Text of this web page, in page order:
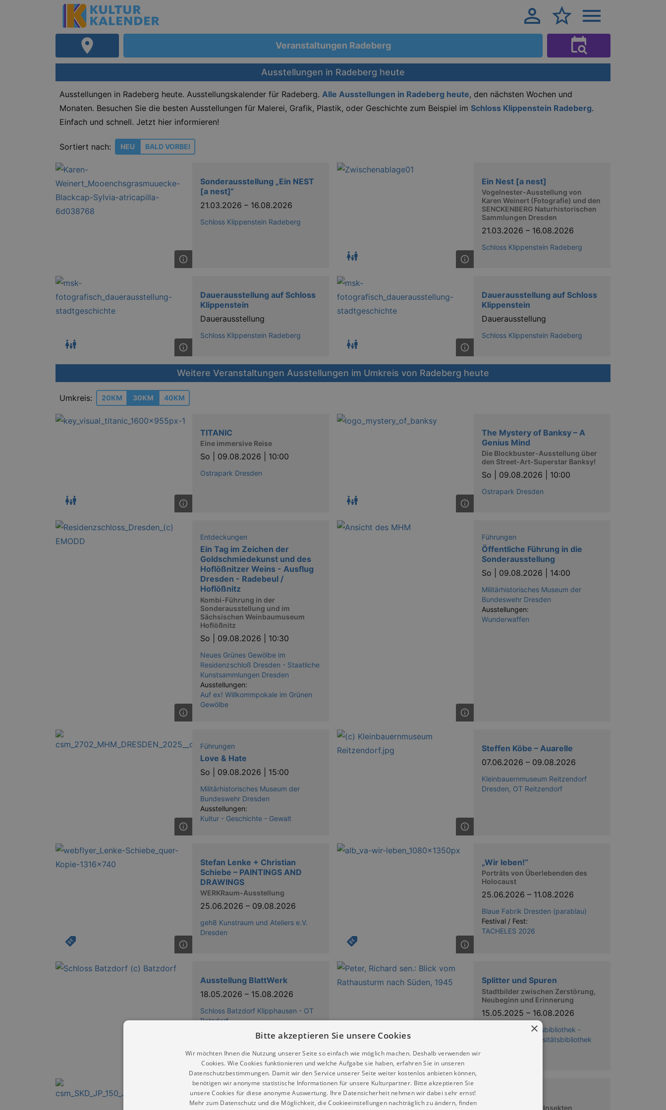
Veranstaltungen Radeberg
Ausstellungen in Radeberg heute
Ausstellungen in Radeberg heute. Ausstellungskalender für Radeberg. Alle Ausstellungen in Radeberg heute, den nächsten Wochen und
Monaten. Besuchen Sie die besten Ausstellungen für Malerei, Grafik, Plastik, oder Geschichte zum Beispiel im Schloss Klippenstein Radeberg.
Einfach und schnell. Jetzt hier informieren!
Sortiert nach: NEU BALD VORBEI
Sonderausstellung „Ein NEST
[a nest]“
21.03.2026 – 16.08.2026
Schloss Klippenstein Radeberg
Ein Nest [a nest]
Vogelnester-Ausstellung von
Karen Weinert (Fotografie) und den
SENCKENBERG Naturhistorischen
Sammlungen Dresden
21.03.2026 – 16.08.2026
Schloss Klippenstein Radeberg
Dauerausstellung auf Schloss
Klippenstein
Dauerausstellung
Schloss Klippenstein Radeberg
Dauerausstellung auf Schloss
Klippenstein
Dauerausstellung
Schloss Klippenstein Radeberg
Weitere Veranstaltungen Ausstellungen im Umkreis von Radeberg heute
Umkreis: 20KM 30KM 40KM
TITANIC
Eine immersive Reise
So | 09.08.2026 | 10:00
Ostrapark Dresden
The Mystery of Banksy – A
Genius Mind
Die Blockbuster-Ausstellung über
den Street-Art-Superstar Banksy!
So | 09.08.2026 | 10:00
Ostrapark Dresden
Entdeckungen
Ein Tag im Zeichen der
Goldschmiedekunst und des
Hoflößnitzer Weins - Ausflug
Dresden - Radebeul /
Hoflößnitz
Kombi-Führung in der
Sonderausstellung und im
Sächsischen Weinbaumuseum
Hoflößnitz
So | 09.08.2026 | 10:30
Neues Grünes Gewölbe im
Residenzschloß Dresden - Staatliche
Kunstsammlungen Dresden
Ausstellungen:
Auf ex! Willkommpokale im Grünen
Gewölbe
Führungen
Öffentliche Führung in die
Sonderausstellung
So | 09.08.2026 | 14:00
Militärhistorisches Museum der
Bundeswehr Dresden
Ausstellungen:
Wunderwaffen
Führungen
Love & Hate
So | 09.08.2026 | 15:00
Militärhistorisches Museum der
Bundeswehr Dresden
Ausstellungen:
Kultur - Geschichte - Gewalt
Steffen Köbe – Auarelle
07.06.2026 – 09.08.2026
Kleinbauernmuseum Reitzendorf
Dresden, OT Reitzendorf
Stefan Lenke + Christian
Schiebe – PAINTINGS AND
DRAWINGS
WERKRaum-Ausstellung
25.06.2026 – 09.08.2026
geh8 Kunstraum und Ateliers e.V.
Dresden
„Wir leben!“
Porträts von Überlebenden des
Holocaust
25.06.2026 – 11.08.2026
Blaue Fabrik Dresden (parablau)
Festival / Fest:
TACHELES 2026
Ausstellung BlattWerk
18.05.2026 – 15.08.2026
Schloss Batzdorf Klipphausen - OT
Batzdorf
Splitter und Spuren
Stadtbilder zwischen Zerstörung,
Neubeginn und Erinnerung
15.05.2025 – 16.08.2026
Sächsische Landesbibliothek -
Staats- und Universitätsbibliothek
150 Jahre Museum für
Völkerkunde Dresden
Raum und Zeit für Insekten
×
Bitte akzeptieren Sie unsere Cookies
Wir möchten Ihnen die Nutzung unserer Seite so einfach wie möglich machen. Deshalb verwenden wir
Cookies. Wie Cookies funktionieren und welche Aufgabe sie haben, erfahren Sie in unseren
Datenschutzbestimmungen. Damit wir den Service unserer Seite weiter kostenlos anbieten können,
benötigen wir anonyme statistische Informationen für unsere Kulturpartner. Bitte akzeptieren Sie
unsere Cookies für diese anonyme Auswertung. Ihre Datensicherheit nehmen wir dabei sehr ernst!
Mehr zum Datenschutz und die Möglichkeit, die Cookieeinstellungen nachträglich zu ändern, finden